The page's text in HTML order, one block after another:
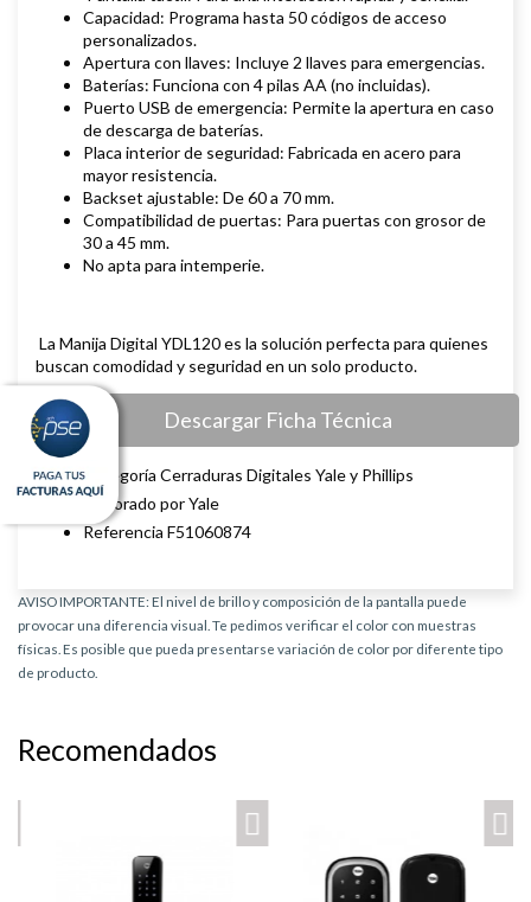
Capacidad: Programa hasta 50 códigos de acceso
personalizados.
Apertura con llaves: Incluye 2 llaves para emergencias.
Baterías: Funciona con 4 pilas AA (no incluidas).
Puerto USB de emergencia: Permite la apertura en caso
de descarga de baterías.
Placa interior de seguridad: Fabricada en acero para
mayor resistencia.
Backset ajustable: De 60 a 70 mm.
Compatibilidad de puertas: Para puertas con grosor de
30 a 45 mm.
No apta para intemperie.
La Manija Digital YDL120 es la solución perfecta para quienes
buscan comodidad y seguridad en un solo producto.
Descargar Ficha Técnica
Categoría Cerraduras Digitales Yale y Phillips
Elaborado por Yale
Referencia F51060874
AVISO IMPORTANTE: El nivel de brillo y composición de la pantalla puede
provocar una diferencia visual. Te pedimos verificar el color con muestras
físicas. Es posible que pueda presentarse variación de color por diferente tipo
de producto.
Recomendados